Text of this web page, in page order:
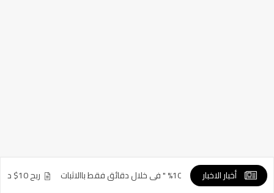
أخبار الاخباردقائق فقط باالاثبات ربح 10$ دولار كل ساعة باالاثبات | تجربتي في ربح المال من الفريلانسر | ربح من الانترنت 2021